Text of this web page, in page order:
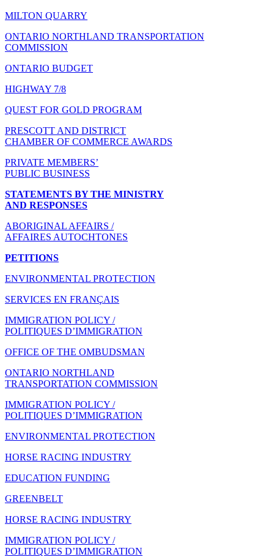
MILTON QUARRY
ONTARIO NORTHLAND TRANSPORTATION
COMMISSION
ONTARIO BUDGET
HIGHWAY 7/8
QUEST FOR GOLD PROGRAM
PRESCOTT AND DISTRICT
CHAMBER OF COMMERCE AWARDS
PRIVATE MEMBERS’
PUBLIC BUSINESS
STATEMENTS BY THE MINISTRY
AND RESPONSES
ABORIGINAL AFFAIRS /
AFFAIRES AUTOCHTONES
PETITIONS
ENVIRONMENTAL PROTECTION
SERVICES EN FRANÇAIS
IMMIGRATION POLICY /
POLITIQUES D’IMMIGRATION
OFFICE OF THE OMBUDSMAN
ONTARIO NORTHLAND
TRANSPORTATION COMMISSION
IMMIGRATION POLICY /
POLITIQUES D’IMMIGRATION
ENVIRONMENTAL PROTECTION
HORSE RACING INDUSTRY
EDUCATION FUNDING
GREENBELT
HORSE RACING INDUSTRY
IMMIGRATION POLICY /
POLITIQUES D’IMMIGRATION